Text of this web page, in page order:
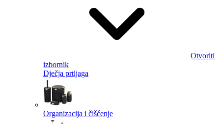
Otvoriti
izbornik
Dječja prtljaga
Organizacija i čišćenje